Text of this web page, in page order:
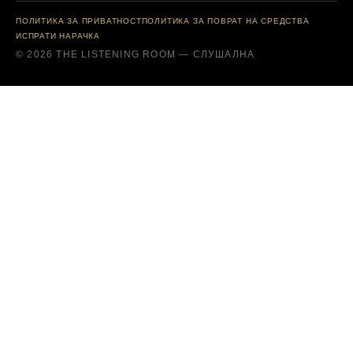
© 2026 THE LISTENING ROOM — СЛУШАЛНА
ПОЛИТИКА ЗА ПРИВАТНОСТПОЛИТИКА ЗА ПОВРАТ НА СРЕДСТВА
ИСПРАТИ НАРАЧКА